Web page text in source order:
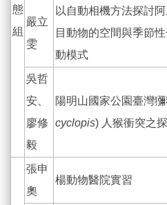
態
組
嚴立
雯
以自動相機方法探討
目動物的空間與季節
動模式
吳哲
安、
廖修
毅
陽明山國家公園臺灣
cyclopis) 人猴衝突之
張申
奧
楊動物醫院實習